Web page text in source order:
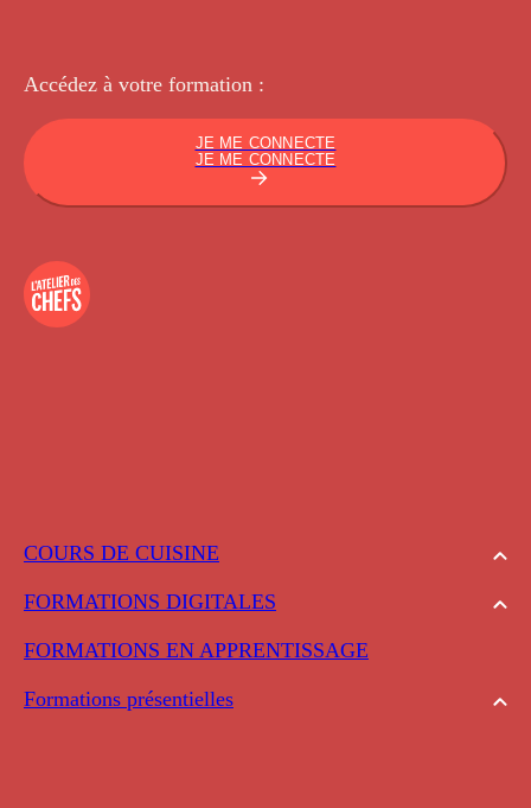
COURS DE CUISINE
FORMATIONS DIGITALES
FORMATIONS EN APPRENTISSAGE
Formations présentielles
Accédez à votre formation :
JE ME CONNECTE
JE ME CONNECTE